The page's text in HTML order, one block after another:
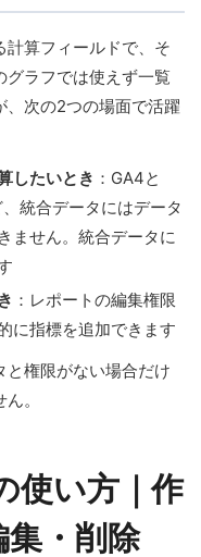
計算フィールドで、そ
ラフでは使えず一覧
、次の2つの場面で活躍
したいとき ：GA4と
統合データにはデータ
ません。統合データに
：レポートの編集権限
に指標を追加できます
と権限がない場合だけ
。
使い方｜作
・削除